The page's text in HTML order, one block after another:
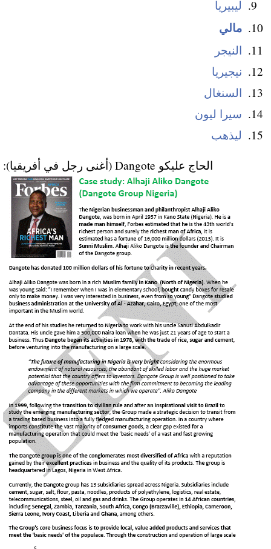
ليبيريا
مالي
النيجر
نيجيريا
السنغال
سيرا ليون
ليذهب
الحاج عليكو Dangote (أغنى رجل في أفريقيا):